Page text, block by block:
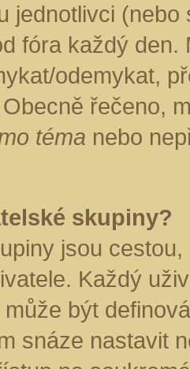
jednotlivci
fóra každý
odemykat,
řečeno,
téma nebo
skupiny?
jsou
Každý
být
snáze nastavit